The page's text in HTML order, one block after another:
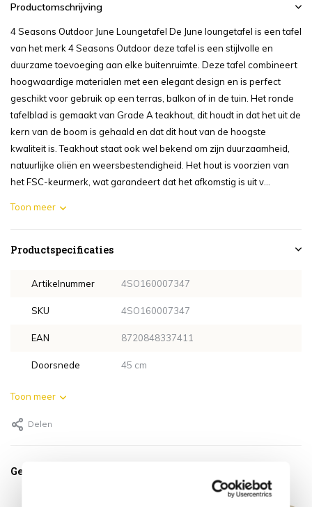
Productomschrijving
4 Seasons Outdoor June Loungetafel De June loungetafel is een tafel
van het merk 4 Seasons Outdoor deze tafel is een stijlvolle en
duurzame toevoeging aan elke buitenruimte. Deze tafel combineert
hoogwaardige materialen met een elegant design en is perfect
geschikt voor gebruik op een terras, balkon of in de tuin. Het ronde
tafelblad is gemaakt van Grade A teakhout, dit houdt in dat het uit de
kern van de boom is gehaald en dat dit hout van de hoogste
kwaliteit is. Teakhout staat ook wel bekend om zijn duurzaamheid,
natuurlijke oliën en weersbestendigheid. Het hout is voorzien van
het FSC-keurmerk, wat garandeert dat het afkomstig is uit v...
Toon meer
Productspecificaties
Artikelnummer 4SO160007347
SKU 4SO160007347
EAN 8720848337411
Doorsnede 45 cm
Toon meer
Delen
Gerelateerde producten